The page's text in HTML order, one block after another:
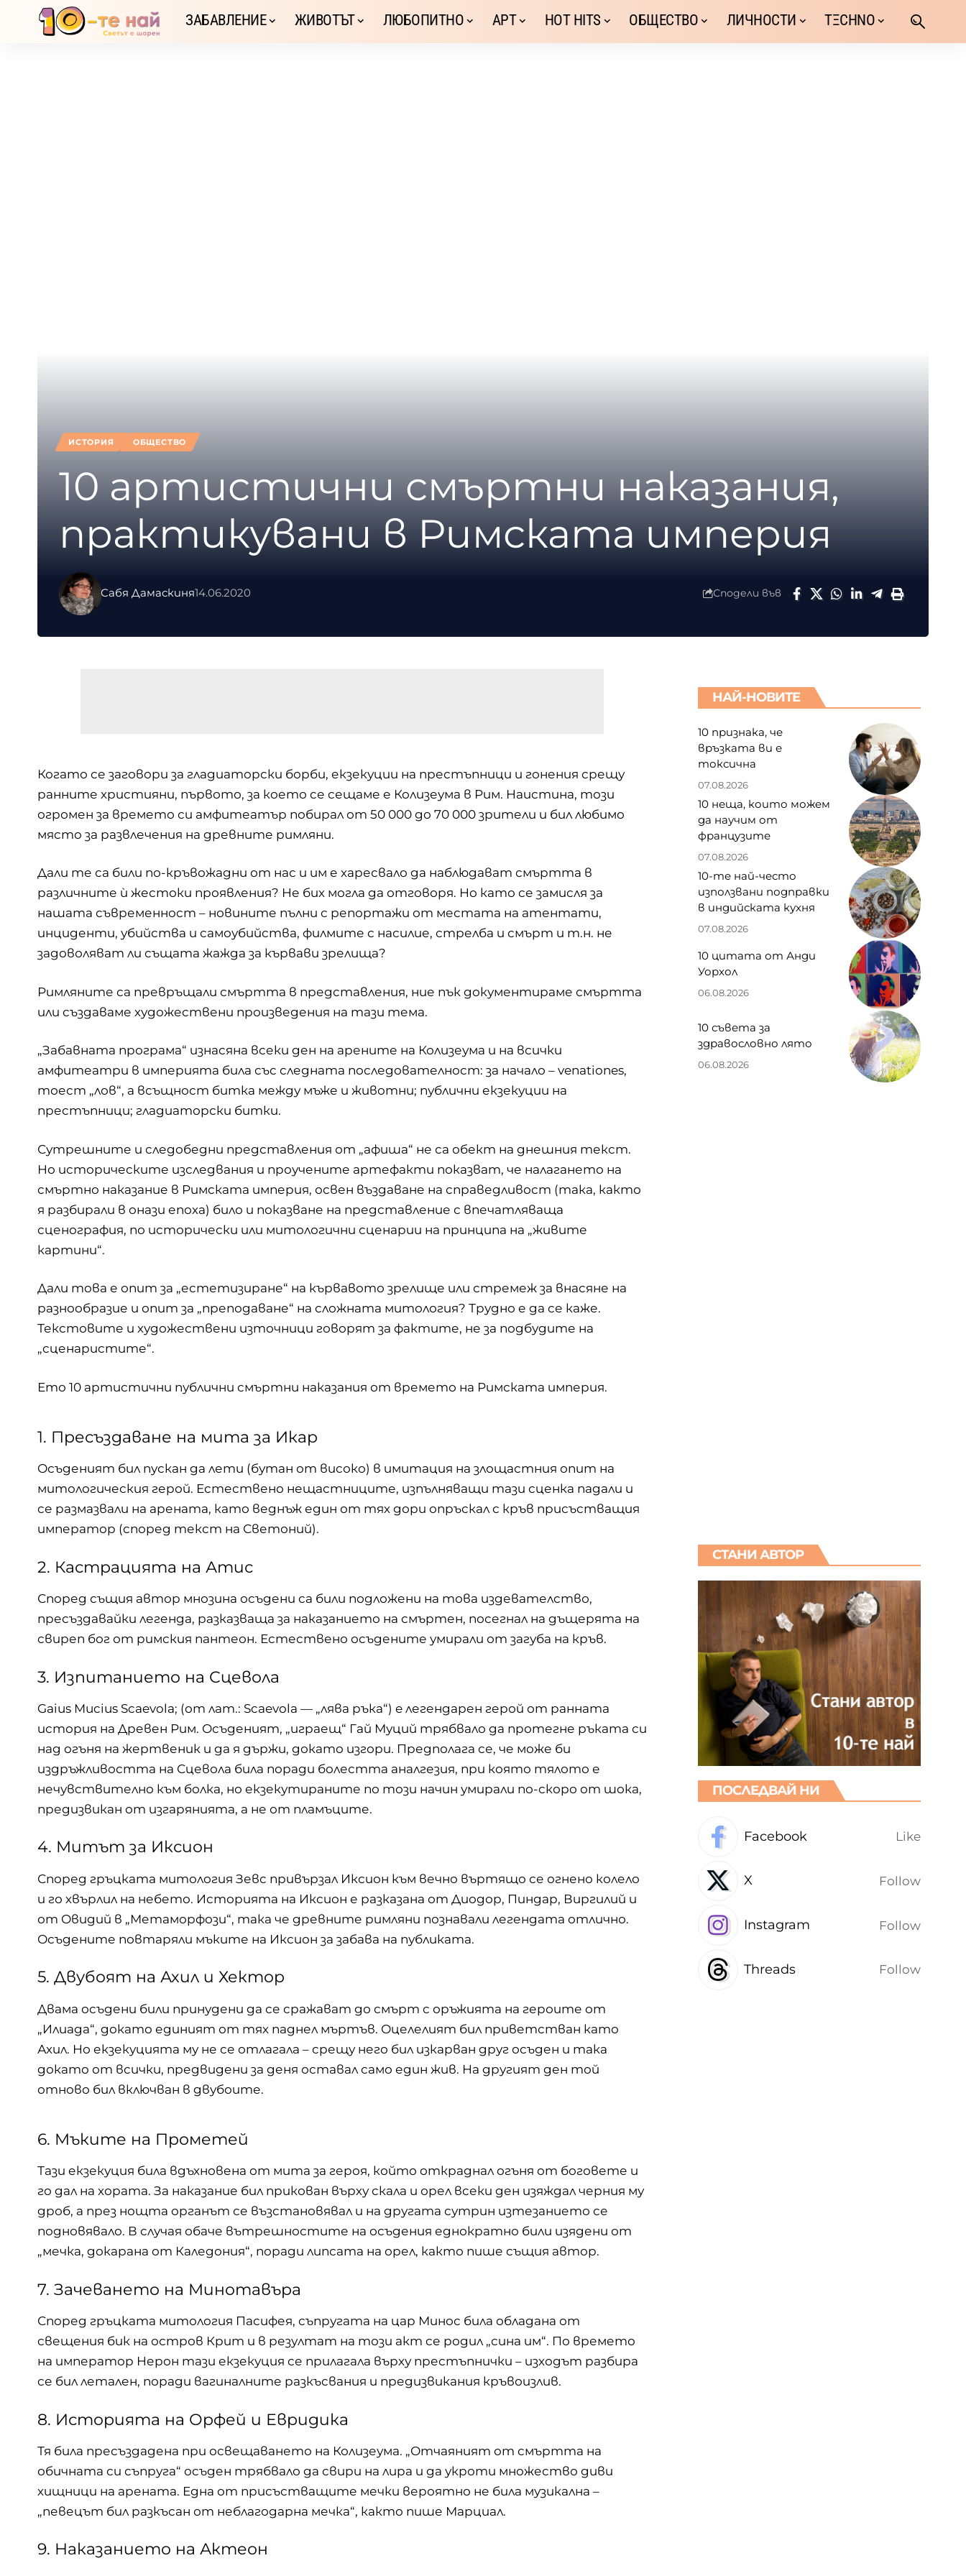
ЗАБАВЛЕНИЕ ЖИВОТЪТ ЛЮБОПИТНО АРТ HOT HITS ОБЩЕСТВО ЛИЧНОСТИ TΞCHNO
ИСТОРИЯ ОБЩЕСТВО
10 артистични смъртни наказания,
практикувани в Римската империя
Сабя Дамаскиня14.06.2020 Сподели във
Когато се заговори за гладиаторски борби, екзекуции на престъпници и гонения срещу
ранните християни, първото, за което се сещаме е Колизеума в Рим. Наистина, този
огромен за времето си амфитеатър побирал от 50 000 до 70 000 зрители и бил любимо
място за развлечения на древните римляни.
Дали те са били по-кръвожадни от нас и им е харесвало да наблюдават смъртта в
различните ѝ жестоки проявления? Не бих могла да отговоря. Но като се замисля за
нашата съвременност – новините пълни с репортажи от местата на атентати,
инциденти, убийства и самоубийства, филмите с насилие, стрелба и смърт и т.н. не
задоволяват ли същата жажда за кървави зрелища?
Римляните са превръщали смъртта в представления, ние пък документираме смъртта
или създаваме художествени произведения на тази тема.
„Забавната програма“ изнасяна всеки ден на арените на Колизеума и на всички
амфитеатри в империята била със следната последователност: за начало – venationes,
тоест „лов“, а всъщност битка между мъже и животни; публични екзекуции на
престъпници; гладиаторски битки.
Сутрешните и следобедни представления от „афиша“ не са обект на днешния текст.
Но историческите изследвания и проучените артефакти показват, че налагането на
смъртно наказание в Римската империя, освен въздаване на справедливост (така, както
я разбирали в онази епоха) било и показване на представление с впечатляваща
сценография, по исторически или митологични сценарии на принципа на „живите
картини“.
Дали това е опит за „естетизиране“ на кървавото зрелище или стремеж за внасяне на
разнообразие и опит за „преподаване“ на сложната митология? Трудно е да се каже.
Текстовите и художествени източници говорят за фактите, не за подбудите на
„сценаристите“.
Ето 10 артистични публични смъртни наказания от времето на Римската империя.
1. Пресъздаване на мита за Икар
Осъденият бил пускан да лети (бутан от високо) в имитация на злощастния опит на
митологическия герой. Естествено нещастниците, изпълняващи тази сценка падали и
се размазвали на арената, като веднъж един от тях дори опръскал с кръв присъстващия
император (според текст на Светоний).
2. Кастрацията на Атис
Според същия автор мнозина осъдени са били подложени на това издевателство,
пресъздавайки легенда, разказваща за наказанието на смъртен, посегнал на дъщерята на
свиреп бог от римския пантеон. Естествено осъдените умирали от загуба на кръв.
3. Изпитанието на Сцевола
Gaius Mucius Scaevola; (от лат.: Scaevola — „лява ръка“) e легендарен герой от ранната
история на Древен Рим. Осъденият, „играещ“ Гай Муций трябвало да протегне ръката си
над огъня на жертвеник и да я държи, докато изгори. Предполага се, че може би
издръжливостта на Сцевола била поради болестта аналгезия, при която тялото е
нечувствително към болка, но екзекутираните по този начин умирали по-скоро от шока,
предизвикан от изгарянията, а не от пламъците.
4. Митът за Иксион
Според гръцката митология Зевс привързал Иксион към вечно въртящо се огнено колело
и го хвърлил на небето. Историята на Иксион е разказана от Диодор, Пиндар, Виргилий и
от Овидий в „Метаморфози“, така че древните римляни познавали легендата отлично.
Осъдените повтаряли мъките на Иксион за забава на публиката.
5. Двубоят на Ахил и Хектор
Двама осъдени били принудени да се сражават до смърт с оръжията на героите от
„Илиада“, докато единият от тях паднел мъртъв. Оцелелият бил приветстван като
Ахил. Но екзекуцията му не се отлагала – срещу него бил изкарван друг осъден и така
докато от всички, предвидени за деня оставал само един жив. На другият ден той
отново бил включван в двубоите.
6. Мъките на Прометей
Тази екзекуция била вдъхновена от мита за героя, който откраднал огъня от боговете и
го дал на хората. За наказание бил прикован върху скала и орел всеки ден изяждал черния му
дроб, а през нощта органът се възстановявал и на другата сутрин изтезанието се
подновявало. В случая обаче вътрешностите на осъдения еднократно били изядени от
„мечка, докарана от Каледония“, поради липсата на орел, както пише същия автор.
7. Зачеването на Минотавъра
Според гръцката митология Пасифея, съпругата на цар Минос била обладана от
свещения бик на остров Крит и в резултат на този акт се родил „сина им“. По времето
на император Нерон тази екзекуция се прилагала върху престъпнички – изходът разбира
се бил летален, поради вагиналните разкъсвания и предизвикания кръвоизлив.
8. Историята на Орфей и Евридика
Тя била пресъздадена при освещаването на Колизеума. „Отчаяният от смъртта на
обичната си съпруга“ осъден трябвало да свири на лира и да укроти множество диви
хищници на арената. Една от присъстващите мечки вероятно не била музикална –
„певецът бил разкъсан от неблагодарна мечка“, както пише Марциал.
9. Наказанието на Актеон
НАЙ-НОВИТЕ
10 признака, че
връзката ви е
токсична
07.08.2026
10 неща, които можем
да научим от
французите
07.08.2026
10-те най-често
използвани подправки
в индийската кухня
07.08.2026
10 цитата от Анди
Уорхол
06.08.2026
10 съвета за
здравословно лято
06.08.2026
СТАНИ АВТОР
ПОСЛЕДВАЙ НИ
Facebook Like
X Follow
Instagram Follow
Threads Follow